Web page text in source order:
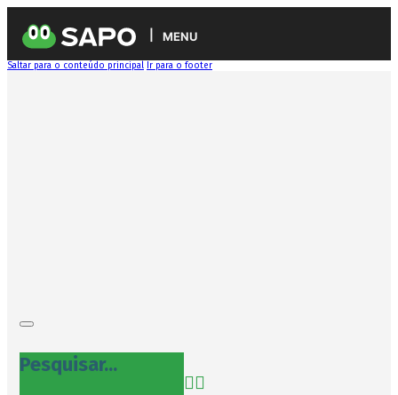
MENU
Saltar para o conteúdo principal Ir para o footer
Pesquisar...